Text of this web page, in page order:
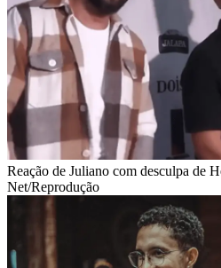
Reação de Juliano com desculpa de
Net/Reprodução